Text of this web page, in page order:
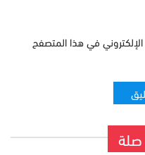
في هذا المتصفح
صلة